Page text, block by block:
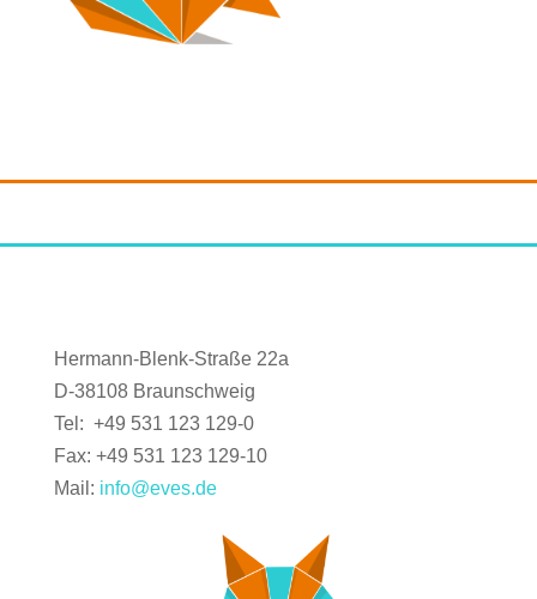
Hermann-Blenk-Straße 22a
D-38108 Braunschweig
Tel: +49 531 123 129-0
Fax: +49 531 123 129-10
Mail: info@eves.de